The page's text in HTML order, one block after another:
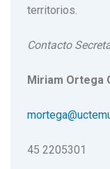
territorios.
Contacto
Miriam Ortega
45 2205301